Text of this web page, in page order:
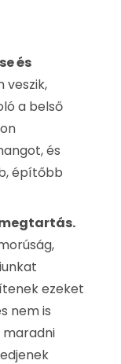
és
veszik,
a belső
és
építőbb
megtartás.
ezeket
nem is
maradni